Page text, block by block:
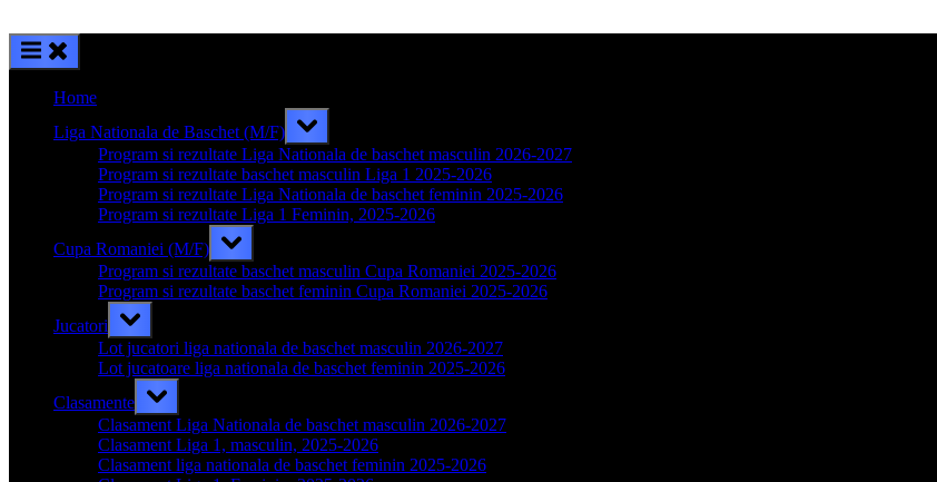
Home
Liga Nationala de Baschet (M/F)
Toggle
sub-
menu
Program si rezultate Liga Nationala de baschet masculin 2026-2027
Program si rezultate baschet masculin Liga 1 2025-2026
Program si rezultate Liga Nationala de baschet feminin 2025-2026
Program si rezultate Liga 1 Feminin, 2025-2026
Cupa Romaniei (M/F)
Toggle
sub-
menu
Program si rezultate baschet masculin Cupa Romaniei 2025-2026
Program si rezultate baschet feminin Cupa Romaniei 2025-2026
Jucatori
Toggle
sub-
menu
Lot jucatori liga nationala de baschet masculin 2026-2027
Lot jucatoare liga nationala de baschet feminin 2025-2026
Clasamente
Toggle
sub-
menu
Clasament Liga Nationala de baschet masculin 2026-2027
Clasament Liga 1, masculin, 2025-2026
Clasament liga nationala de baschet feminin 2025-2026